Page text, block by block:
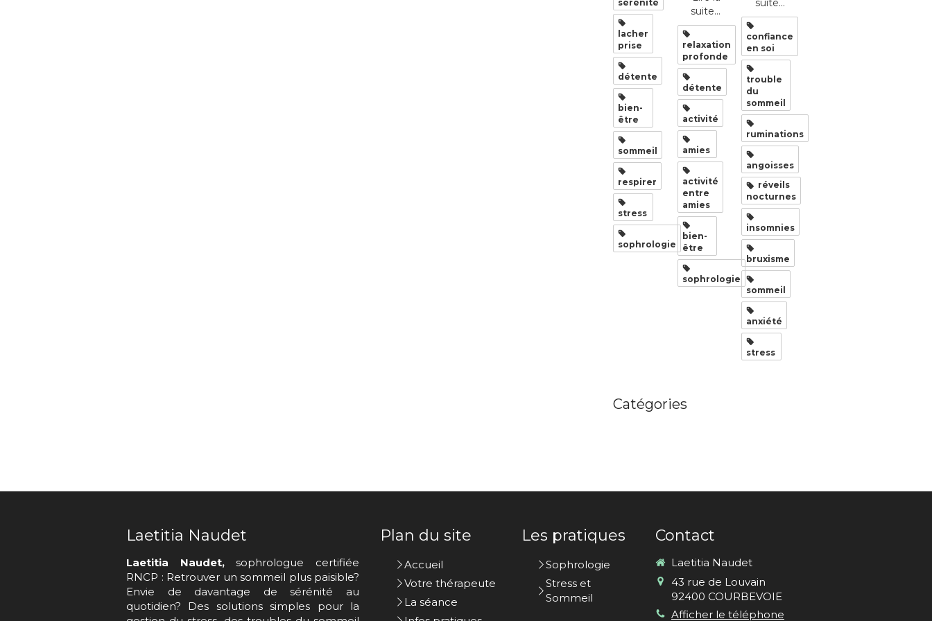
sérénité
lacher
prise
détente
bien-
être
sommeil
respirer
stress
sophrologie
suite...
relaxation
profonde
détente
activité
amies
activité
entre
amies
bien-
être
sophrologie
suite...
confiance
en soi
trouble
du
sommeil
ruminations
angoisses
réveils
nocturnes
insomnies
bruxisme
sommeil
anxiété
stress
Catégories
Laetitia Naudet
Laetitia Naudet,sophrologue certifiée
RNCP : Retrouver un sommeil plus paisible?
Envie de davantage de sérénité au
quotidien? Des solutions simples pour la
Plan du site
Accueil
Votre thérapeute
La séance
Les pratiques
Sophrologie
Stress et
Sommeil
Contact
Laetitia Naudet
43 rue de Louvain
92400 COURBEVOIE
Afficher le téléphone